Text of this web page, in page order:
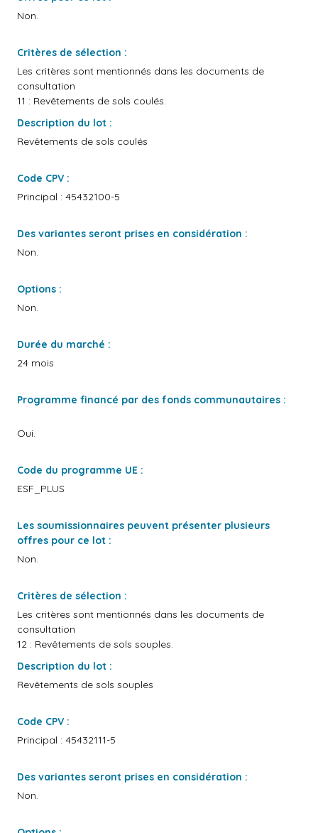
Non.
Critères de sélection :
Les critères sont mentionnés dans les documents de
consultation
11 : Revêtements de sols coulés.
Description du lot :
Revêtements de sols coulés
Code CPV :
Principal : 45432100-5
Des variantes seront prises en considération :
Non.
Options :
Non.
Durée du marché :
24 mois
Programme financé par des fonds communautaires :
Oui.
Code du programme UE :
ESF_PLUS
Les soumissionnaires peuvent présenter plusieurs
offres pour ce lot :
Non.
Critères de sélection :
Les critères sont mentionnés dans les documents de
consultation
12 : Revêtements de sols souples.
Description du lot :
Revêtements de sols souples
Code CPV :
Principal : 45432111-5
Des variantes seront prises en considération :
Non.